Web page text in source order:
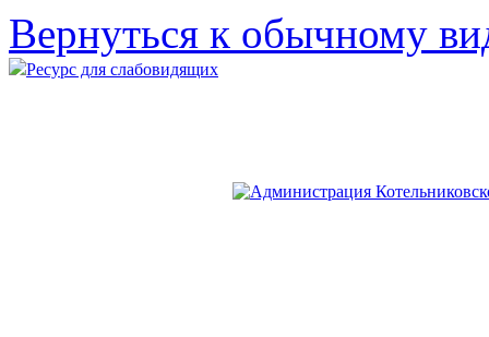
Вернуться к обычному
Ресурс для слабовидящих